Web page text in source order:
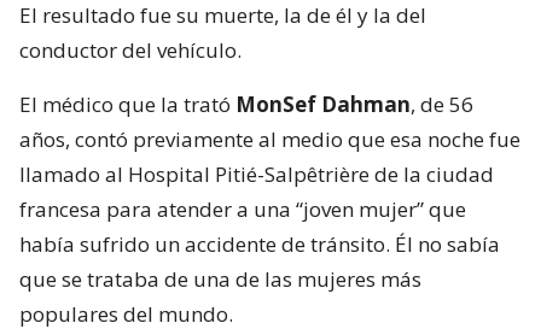
El resultado fue su muerte, la de él y la del
conductor del vehículo.
El médico que la trató MonSef Dahman, de 56
años, contó previamente al medio que esa noche fue
llamado al Hospital Pitié-Salpêtrière de la ciudad
francesa para atender a una “joven mujer” que
había sufrido un accidente de tránsito. Él no sabía
que se trataba de una de las mujeres más
populares del mundo.